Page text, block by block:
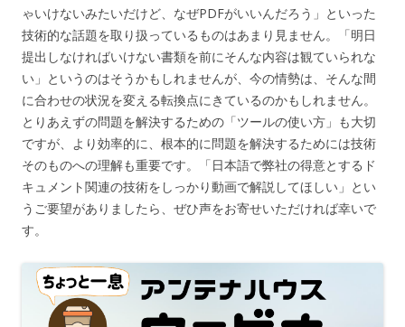
ゃいけないみたいだけど、なぜPDFがいいんだろう」といった
技術的な話題を取り扱っているものはあまり見ません。「明日
提出しなければいけない書類を前にそんな内容は観ていられな
い」というのはそうかもしれませんが、今の情勢は、そんな間
に合わせの状況を変える転換点にきているのかもしれません。
とりあえずの問題を解決するための「ツールの使い方」も大切
ですが、より効率的に、根本的に問題を解決するためには技術
そのものへの理解も重要です。「日本語で弊社の得意とするド
キュメント関連の技術をしっかり動画で解説してほしい」とい
うご要望がありましたら、ぜひ声をお寄せいただければ幸いで
す。